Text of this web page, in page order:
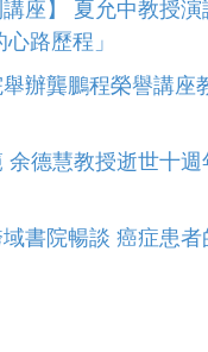
路歷程」
辦龔鵬程榮譽講座
余德慧教授逝世十週
書院暢談 癌症患
府研商幫忙縱谷跨域